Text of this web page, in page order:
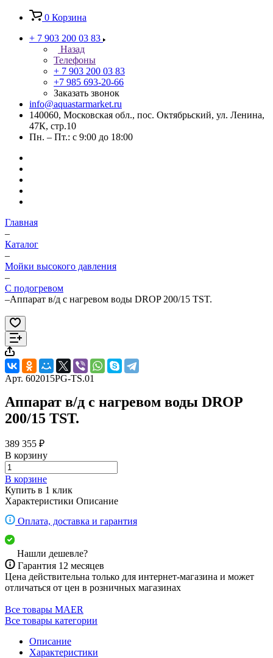
0 Корзина
+ 7 903 200 03 83
Назад
Телефоны
+ 7 903 200 03 83
+7 985 693-20-66
Заказать звонок
info@aquastarmarket.ru
140060, Московская обл., пос. Октябрьский, ул. Ленина,
47К, стр.10
Пн. – Пт.: с 9:00 до 18:00
Главная
–
Каталог
–
Мойки высокого давления
–
С подогревом
–Аппарат в/д с нагревом воды DROP 200/15 TST.
Арт. 602015PG-TS.01
Аппарат в/д с нагревом воды DROP
200/15 TST.
389 355 ₽
В корзину
В корзине
Купить в 1 клик
Характеристики Описание
Оплата, доставка и гарантия
Нашли дешевле?
Гарантия 12 месяцев
Цена действительна только для интернет-магазина и может
отличаться от цен в розничных магазинах
Все товары MAER
Все товары категории
Описание
Характеристики